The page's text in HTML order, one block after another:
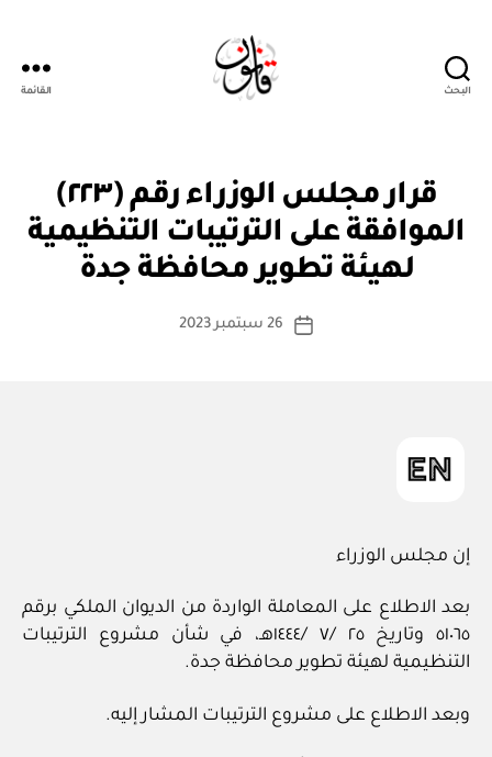
البحث القائمة
التصنيفات
قرار مجلس الوزراء رقم (٢٢٣)
الموافقة على الترتيبات التنظيمية
لهيئة تطوير محافظة جدة
كاتب
بو
س
ة
تاريخ
26 سبتمبر 2023
إن مجلس الوزراء
بعد الاطلاع على المعاملة الواردة من الديوان الملكي برقم
٥١٠٦٥ وتاريخ ٢٥ /٧ /١٤٤٤هـ، في شأن مشروع الترتيبات
التنظيمية لهيئة تطوير محافظة جدة.
وبعد الاطلاع على مشروع الترتيبات المشار إليه.